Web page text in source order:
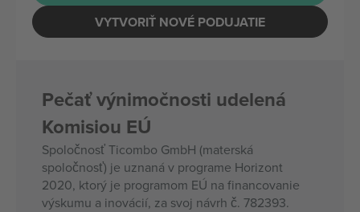
VYTVORIŤ NOVÉ PODUJATIE
Pečať výnimočnosti udelená
Komisiou EÚ
Spoločnosť Ticombo GmbH (materská
spoločnosť) je uznaná v programe Horizont
2020, ktorý je programom EÚ na financovanie
výskumu a inovácií, za svoj návrh č. 782393.